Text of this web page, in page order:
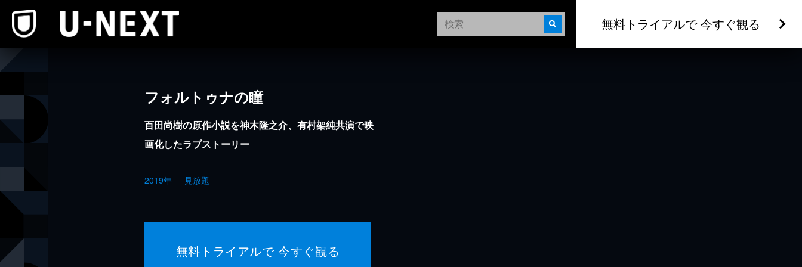
無料トライアルで 今すぐ観る
フォルトゥナの瞳
百田尚樹の原作小説を神木隆之介、有村架純共演で映
画化したラブストーリー
2019年 見放題
無料トライアルで 今すぐ観る